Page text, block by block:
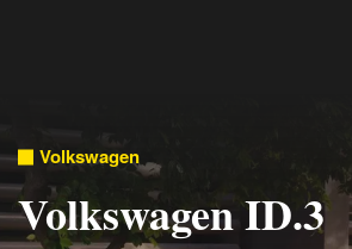
Volkswagen
Volkswagen ID.3